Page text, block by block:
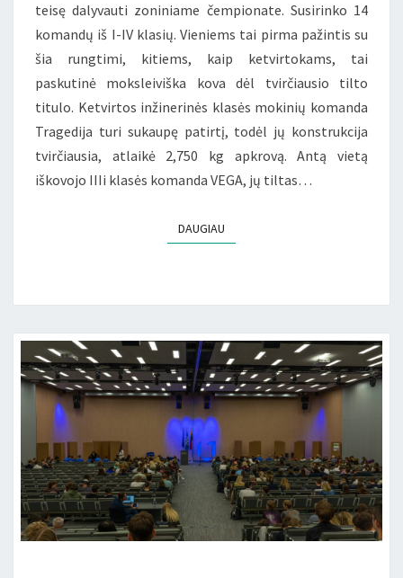
teisę dalyvauti zoniniame čempionate. Susirinko 14
komandų iš I-IV klasių. Vieniems tai pirma pažintis su
šia rungtimi, kitiems, kaip ketvirtokams, tai
paskutinė moksleiviška kova dėl tvirčiausio tilto
titulo. Ketvirtos inžinerinės klasės mokinių komanda
Tragedija turi sukaupę patirtį, todėl jų konstrukcija
tvirčiausia, atlaikė 2,750 kg apkrovą. Antą vietą
iškovojo IIIi klasės komanda VEGA, jų tiltas…
DAUGIAU